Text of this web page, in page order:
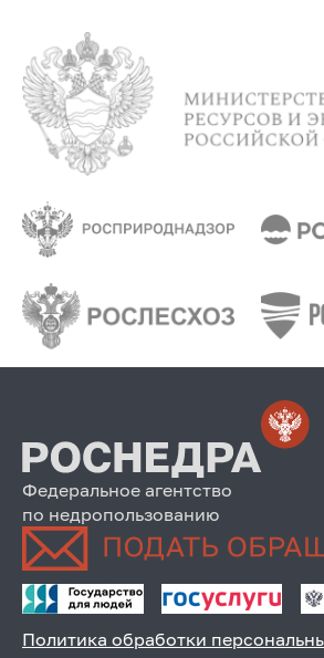
Федеральное агентство
по недропользованию
Политика обработки